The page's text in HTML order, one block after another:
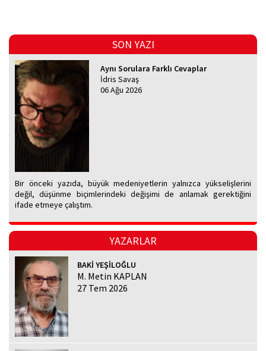
SON YAZI
Aynı Sorulara Farklı Cevaplar
İdris Savaş
06 Ağu 2026
Bir önceki yazıda, büyük medeniyetlerin yalnızca yükselişlerini
değil, düşünme biçimlerindeki değişimi de anlamak gerektiğini
ifade etmeye çalıştım.
YAZARLAR
BAKİ YEŞİLOĞLU
M. Metin KAPLAN
27 Tem 2026